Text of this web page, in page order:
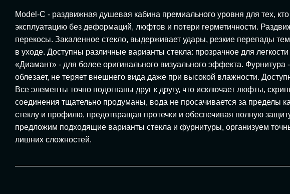
Model-C - раздвижная душевая кабина премиального уровня для тех,
эксплуатацию без деформаций, люфтов и потери герметичности.
перекосы. Закаленное стекло, выдерживает удары, резкие перепады
в уходе. Доступны различные варианты стекла: прозрачное для
«Диамант» - для более оригинального визуального эффекта.
облезает, не теряет внешнего вида даже при высокой влажности.
Все элементы точно подогнаны друг к другу, что исключает люфты,
соединения тщательно продуманы, вода не просачивается за пределы
стеклу и профилю, предотвращая протечки и обеспечивая полную
предложим подходящие варианты стекла и фурнитуры, организуем
лишних сложностей.